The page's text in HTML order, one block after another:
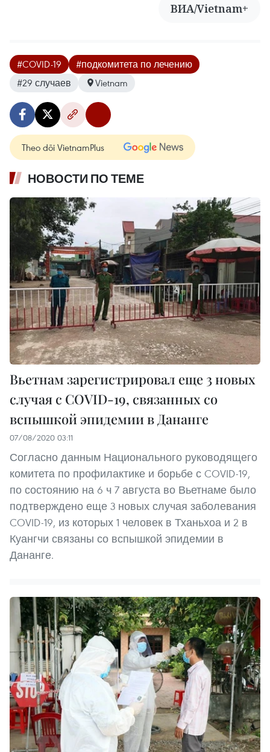
ВИА/Vietnam+
#COVID-19
#подкомитета по лечению
#29 случаев
Vietnam
Theo dõi VietnamPlus
НОВОСТИ ПО ТЕМЕ
Вьетнам зарегистрировал еще 3 новых
случая с COVID-19, связанных со
вспышкой эпидемии в Дананге
07/08/2020 03:11
Согласно данным Национального руководящего
комитета по профилактике и борьбе с COVID-19,
по состоянию на 6 ч 7 августа во Вьетнаме было
подтверждено еще 3 новых случая заболевания
COVID-19, из которых 1 человек в Тханьхоа и 2 в
Куангчи связаны со вспышкой эпидемии в
Дананге.